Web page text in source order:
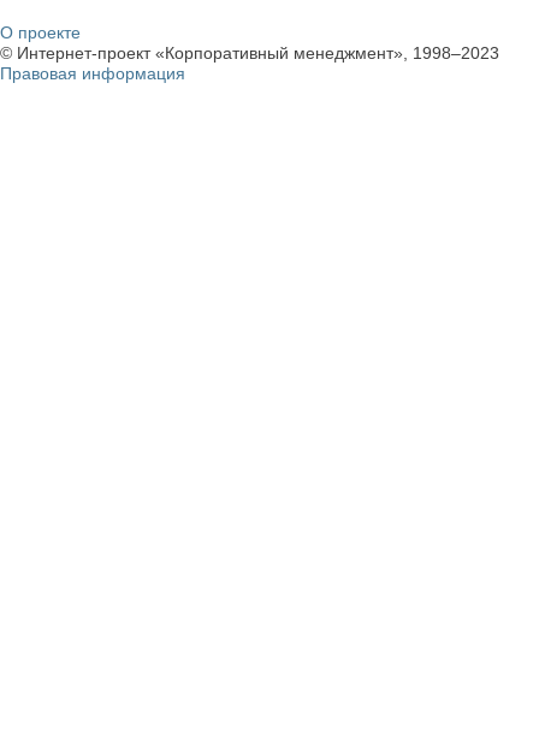
О проекте
© Интернет-проект «Корпоративный менеджмент», 1998–2023
Правовая информация